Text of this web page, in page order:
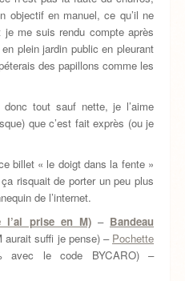
objectif en manuel, ce qu’il ne
me suis rendu compte après
plein jardin public en pleurant
des papillons comme les
tout sauf nette, je l’aime
que c’est fait exprès (ou je
billet « le doigt dans la fente »
risquait de porter un peu plus
de l’internet.
l’ai prise en M)– Bandeau
aurait suffi je pense) – Pochette
le code BYCARO) –